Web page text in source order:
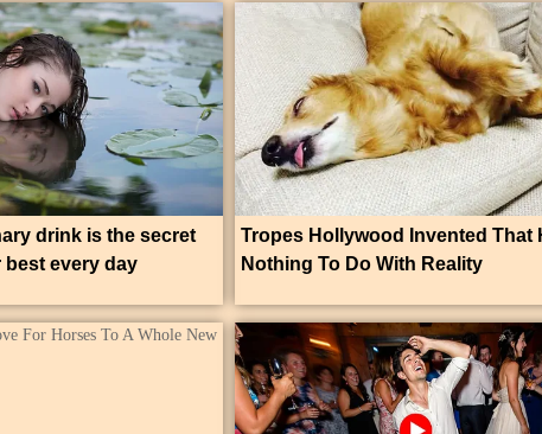
drink is the secret
every day
Tropes Hollywood Invented That
Nothing To Do With Reality